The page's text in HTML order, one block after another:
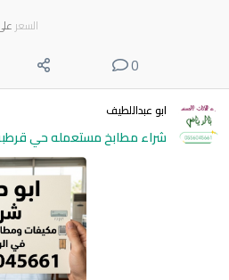
السعر
0
ابو عبداللطيف
شراء مطابخ مستعمله حي قرطبة